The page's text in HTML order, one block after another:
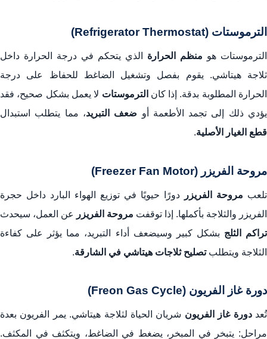
الترموستات (Refrigerator Thermostat)
الترموستات هو منظم الحرارة الذي يتحكم في درجة الحرارة داخل
ثلاجة هيتاشي. يقوم بفصل وتشغيل الضاغط للحفاظ على درجة
الحرارة المطلوبة بدقة. إذا كان الترموستات لا يعمل بشكل صحيح، فقد
يؤدي ذلك إلى تجمد الأطعمة أو ضعف التبريد، مما يتطلب استبدال
قطع الغيار الأصلية.
مروحة الفريزر (Freezer Fan Motor)
تلعب مروحة الفريزر
دورًا حيويًا في توزيع الهواء البارد داخل حجرة
الفريزر والثلاجة بأكملها. إذا توقفت مروحة الفريزر
عن العمل، سيحدث
تراكم الثلج بشكل كبير وسيضعف أداء التبريد، مما يؤثر على كفاءة
الثلاجة ويتطلبتصليح ثلاجات هيتاشي في الشارقة.
دورة غاز الفريون (Freon Gas Cycle)
تُعددورة غاز الفريون شريان الحياة لثلاجة هيتاشي. يمر الفريون بعدة
مراحل: يتبخر في المبخر، يضغط في الضاغط، ويتكثف في المكثف.